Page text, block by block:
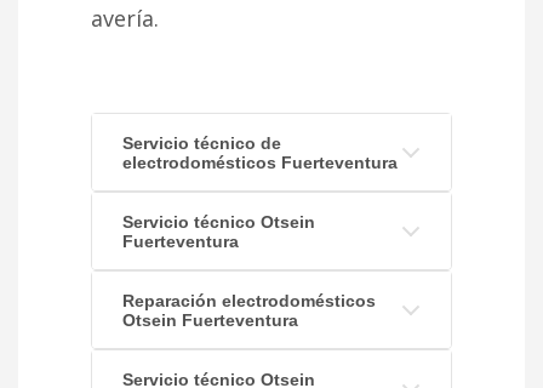
avería.
Servicio técnico de
electrodomésticos Fuerteventura
Servicio técnico Otsein
Fuerteventura
Reparación electrodomésticos
Otsein Fuerteventura
Servicio técnico Otsein